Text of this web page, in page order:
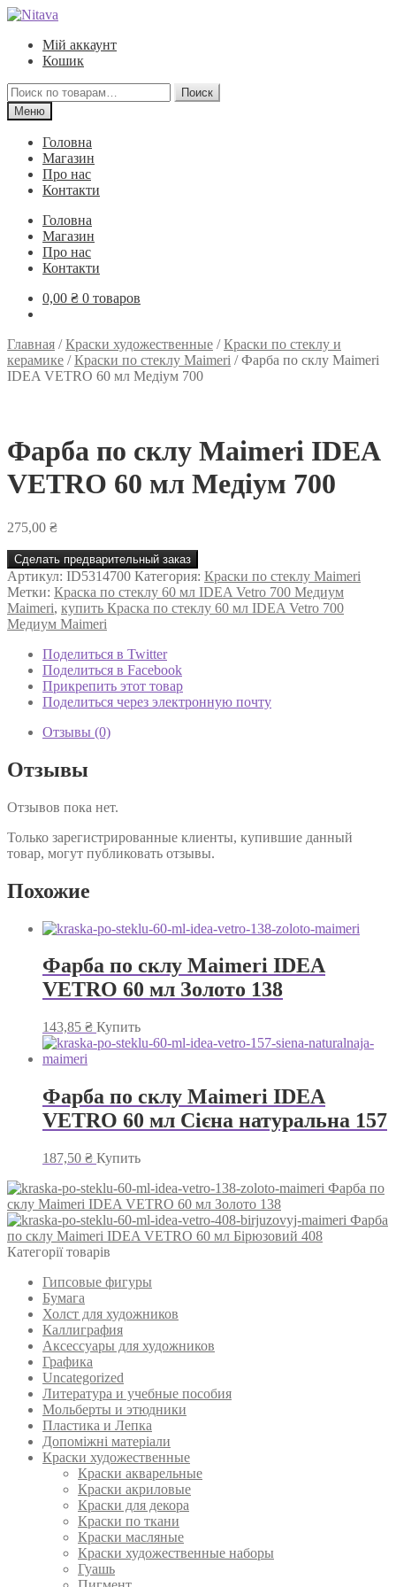
Перейти
навигации
Перейти
содержимому
Мій аккаунт
Кошик
Искать:
Поиск
Меню
Головна
Магазин
Про нас
Контакти
Головна
Магазин
Про нас
Контакти
0,00 ₴ 0 товаров
Главная /Краски художественные /Краски по стеклу и
керамике /Краски по стеклу Maimeri /Фарба по склу Maimeri
IDEA VETRO 60 мл Медіум 700
Фарба по склу Maimeri IDEA
VETRO 60 мл Медіум 700
275,00 ₴
Сделать предварительный заказ
Артикул: ID5314700 Категория: Краски по стеклу Maimeri
Метки: Краска по стеклу 60 мл IDEA Vetro 700 Медиум
Maimeri, купить Краска по стеклу 60 мл IDEA Vetro 700
Медиум Maimeri
Поделиться в Twitter
Поделиться в Facebook
Прикрепить этот товар
Поделиться через электронную почту
Отзывы (0)
Отзывы
Отзывов пока нет.
Только зарегистрированные клиенты, купившие данный
товар, могут публиковать отзывы.
Похожие
Фарба по склу Maimeri IDEA
VETRO 60 мл Золото 138
143,85 ₴ Купить
Фарба по склу Maimeri IDEA
VETRO 60 мл Сієна натуральна 157
187,50 ₴ Купить
Фарба по
склу Maimeri IDEA VETRO 60 мл Золото 138
Фарба
по склу Maimeri IDEA VETRO 60 мл Бірюзовий 408
Категорії товарів
Гипсовые фигуры
Бумага
Холст для художников
Каллиграфия
Аксессуары для художников
Графика
Uncategorized
Литература и учебные пособия
Мольберты и этюдники
Пластика и Лепка
Допоміжні матеріали
Краски художественные
Краски акварельные
Краски акриловые
Краски для декора
Краски по ткани
Краски масляные
Краски художественные наборы
Гуашь